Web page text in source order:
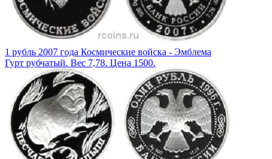
1 рубль 2007 года Космические войска - Эмблема
Гурт рубчатый. Вес 7,78. Цена 1500.